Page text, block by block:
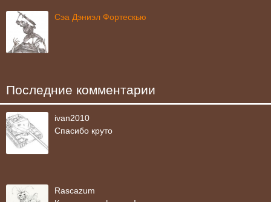
Сэа Дэниэл Фортескью
Последние комментарии
ivan2010
Спасибо круто
Rascazum